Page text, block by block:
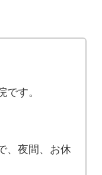
す。
、夜間、お休